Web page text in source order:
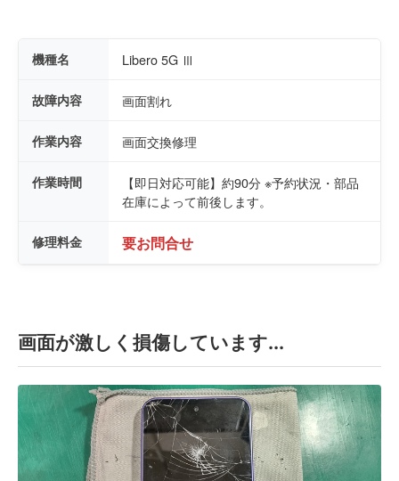
機種名 Libero 5G Ⅲ
故障内容 画面割れ
作業内容 画面交換修理
作業時間
【即日対応可能】約90分 ※予約状況・部品
在庫によって前後します。
修理料金 要お問合せ
画面が激しく損傷しています...